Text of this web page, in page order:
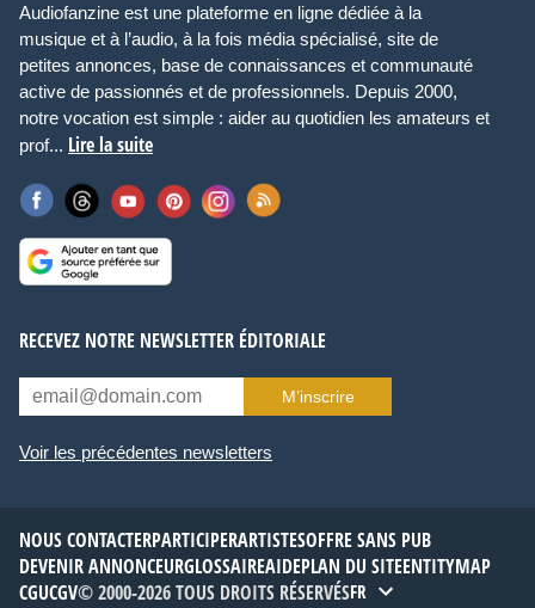
Audiofanzine est une plateforme en ligne dédiée à la
musique et à l’audio, à la fois média spécialisé, site de
petites annonces, base de connaissances et communauté
active de passionnés et de professionnels. Depuis 2000,
notre vocation est simple : aider au quotidien les amateurs et
prof... Lire la suite
RECEVEZ NOTRE NEWSLETTER ÉDITORIALE
M’inscrire
Voir les précédentes newsletters
NOUS CONTACTERPARTICIPERARTISTESOFFRE SANS PUB
DEVENIR ANNONCEURGLOSSAIREAIDEPLAN DU SITEENTITYMAP
CGUCGV© 2000-2026 TOUS DROITS RÉSERVÉSFR